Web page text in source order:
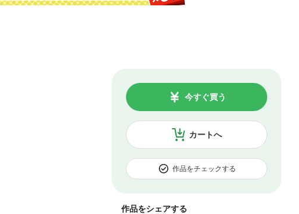
カートへ
今すぐ買う
作品をチェックする
作品をシェアする